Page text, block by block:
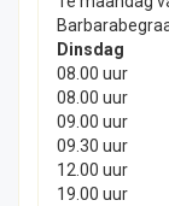
Dinsdag
08.00 uur
08.00 uur
09.00 uur
09.30 uur
12.00 uur
19.00 uur